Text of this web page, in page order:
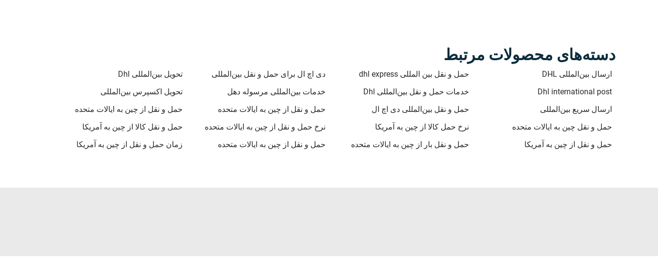
دسته‌های محصولات مرتبط
ارسال بین‌المللی DHL حمل و نقل بین المللی dhl express دی اچ ال برای حمل و نقل بین‌المللی
تحویل بین‌المللی Dhl
Dhl international post
خدمات حمل و نقل بین‌المللی Dhl خدمات بین‌المللی مرسوله دهل
تحویل اکسپرس بین‌المللی
ارسال سریع بین‌المللی
حمل و نقل بین‌المللی دی اچ ال حمل و نقل از چین به ایالات متحده
حمل و نقل از چین به ایالات متحده
حمل و نقل چین به ایالات متحده
نرخ حمل کالا از چین به آمریکا نرخ حمل و نقل از چین به ایالات متحده
حمل و نقل کالا از چین به آمریکا
حمل و نقل از چین به آمریکا
حمل و نقل بار از چین به ایالات متحده حمل و نقل از چین به ایالات متحده زمان حمل و نقل از چین به آمریکا